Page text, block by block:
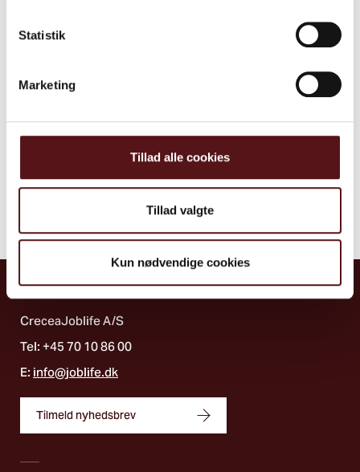
Statistik
Marketing
Tillad alle cookies
Tillad valgte
Kun nødvendige cookies
AfAnne Kathrine Ørnstrup Clausen
Relaterede
CreceaJoblife A/S
Tel: +45 70 10 86 00
E: info@joblife.dk
Tilmeld nyhedsbrev